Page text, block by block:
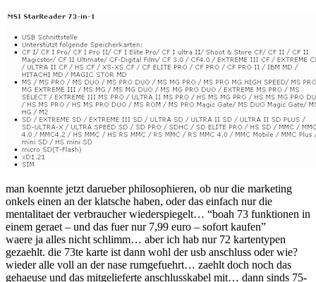
man koennte jetzt darueber philosophieren, ob nur die marketing
onkels einen an der klatsche haben, oder das einfach nur die
mentalitaet der verbraucher wiederspiegelt… “boah 73 funktionen in
einem geraet – und das fuer nur 7,99 euro – sofort kaufen”
waere ja alles nicht schlimm… aber ich hab nur 72 kartentypen
gezaehlt. die 73te karte ist dann wohl der usb anschluss oder wie?
wieder alle voll an der nase rumgefuehrt… zaehlt doch noch das
gehaeuse und das mitgelieferte anschlusskabel mit… dann sinds 75-